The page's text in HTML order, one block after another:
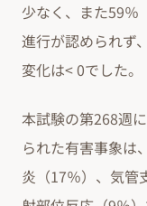
少なく、また59％
進行が認められず
変化は< 0でした。
本試験の第268週
られた有害事象は
炎（17％）、気管